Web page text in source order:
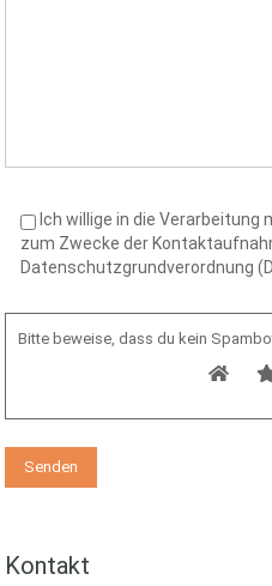
Ich willige in die Verarbeitung
zum Zwecke der
Datenschutzgrundverordnung
Bitte beweise, dass du kein
Kontakt